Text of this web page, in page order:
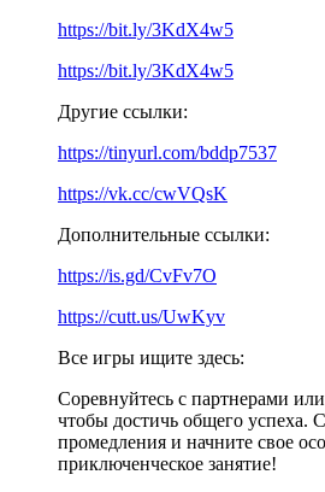
https://bit.ly/3KdX4w5
https://bit.ly/3KdX4w5
Другие ссылки:
https://tinyurl.com/bddp7537
https://vk.cc/cwVQsK
Дополнительные ссылки:
https://is.gd/CvFv7O
https://cutt.us/UwKyv
Все игры ищите здесь:
Соревнуйтесь с партнерами
чтобы достичь общего успеха.
промедления и начните свое
приключенческое занятие!